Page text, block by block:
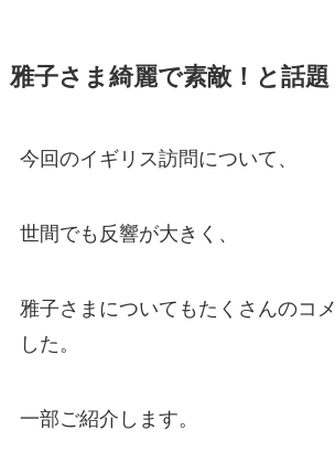
雅子さま綺麗で素敵！と話題
今回のイギリス訪問について、
世間でも反響が大きく、
雅子さまについてもたくさんのコ
した。
一部ご紹介します。